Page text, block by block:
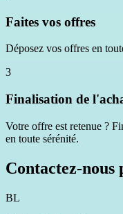
Faites vos offres
Déposez vos offres en
3
Finalisation de
Votre offre est retenue ?
en toute sérénité.
Contactez-nous
BL